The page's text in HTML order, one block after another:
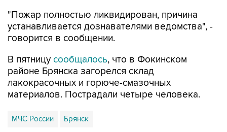
"Пожар полностью ликвидирован, причина
устанавливается дознавателями ведомства", -
говорится в сообщении.
В пятницу сообщалось, что в Фокинском
районе Брянска загорелся склад
лакокрасочных и горюче-смазочных
материалов. Пострадали четыре человека.
МЧС России Брянск